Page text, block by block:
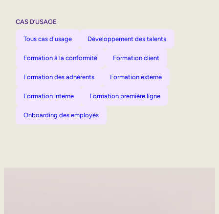
CAS D’USAGE
Tous cas d'usage Développement des talents
Formation à la conformité Formation client
Formation des adhérents Formation externe
Formation interne Formation première ligne
Onboarding des employés